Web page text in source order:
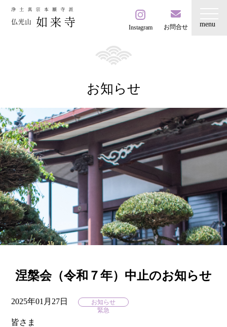
Instagram お問合せ
お知らせ
涅槃会（令和７年）中止のお知らせ
お知らせ
緊急
2025年01月27日
皆さま